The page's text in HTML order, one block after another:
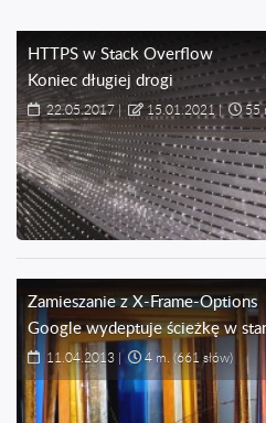
HTTPS w Stack Overflow
Koniec długiej drogi
22.05.2017| 15.01.2021 | 55
Zamieszanie z X-Frame-Options
Google wydeptuje ścieżkę w
11.04.2013 | 4 m.(661 słów)